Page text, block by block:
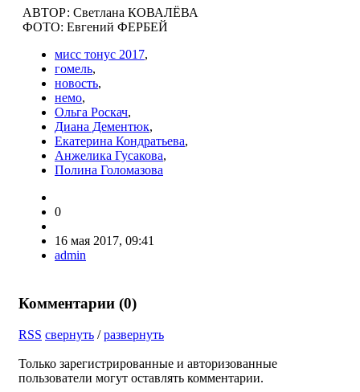
АВТОР: Светлана КОВАЛЁВА
ФОТО: Евгений ФЕРБЕЙ
мисс тонус 2017,
гомель,
новость,
немо,
Ольга Роскач,
Диана Дементюк,
Екатерина Кондратьева,
Анжелика Гусакова,
Полина Голомазова
0
16 мая 2017, 09:41
admin
Комментарии (0)
RSS свернуть /развернуть
Только зарегистрированные и авторизованные
пользователи могут оставлять комментарии.